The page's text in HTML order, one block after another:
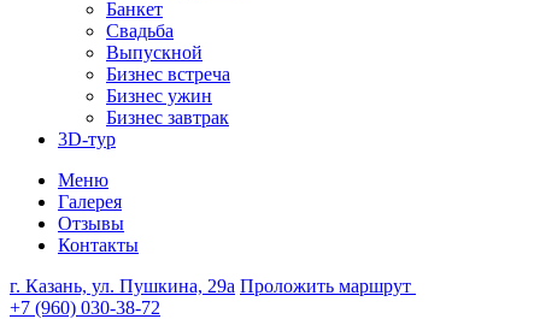
Банкет
Свадьба
Выпускной
Бизнес встреча
Бизнес ужин
Бизнес завтрак
3D-тур
Меню
Галерея
Отзывы
Контакты
г. Казань, ул. Пушкина, 29а Проложить маршрут
+7 (960) 030-38-72